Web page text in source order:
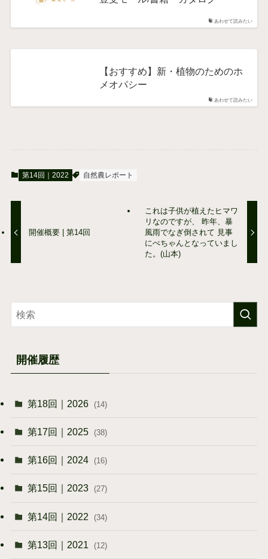
あわせて読みたい
あわせて読みたい
【おすすめ】新・植物のためのホ
メオパシー
第14回｜2022 自然農レポート
開催概要 | 第14回
これは子供が植えたヒマワ
リなのですが、 昨年、暴
風雨でなぎ倒されて 見事
にぺちゃんとなっていまし
た。(山本)
開催履歴
第18回｜2026 (14)
第17回｜2025 (38)
第16回｜2024 (16)
第15回｜2023 (27)
第14回｜2022 (34)
第13回｜2021 (12)